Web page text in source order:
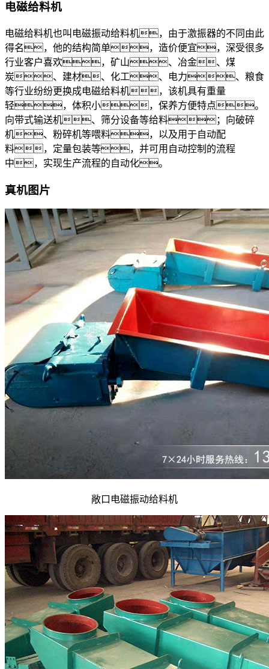
电磁给料机
电磁给料机也叫电磁振动给料机，由于激振器的不同由此
得名，他的结构简单，造价便宜，深受很多
行业客户喜欢，矿山、冶金、煤
炭、建材、化工、电力、粮食
等行业纷纷更换成电磁给料机，该机具有重量
轻，体积小，保养方便特点。
向带式输送机、筛分设备等给料；向破碎
机、粉碎机等喂料，以及用于自动配
料，定量包装等，并可用自动控制的流程
中，实现生产流程的自动化。
真机图片
敞口电磁振动给料机